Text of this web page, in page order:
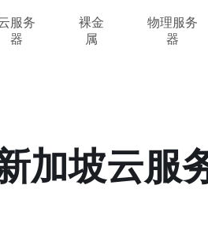
服务
器
裸金
属
物理服务
器
加坡云服